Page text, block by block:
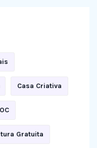
Casa Criativa
Gratuita